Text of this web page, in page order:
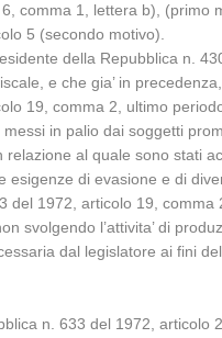
comma 1, lettera b), (primo
5 (secondo motivo).
della Repubblica n.
e che gia’ in
19, comma 2, ultimo
in palio dai soggetti
al quale sono stati
di evasione e di
del 1972, articolo 19, comma
svolgendo l’attivita’ di
dal legislatore ai fini
n. 633 del 1972,